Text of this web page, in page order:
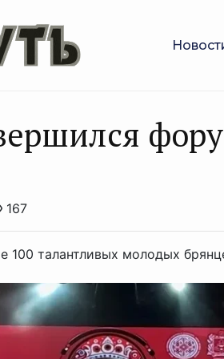
167
100 талантливых молодых